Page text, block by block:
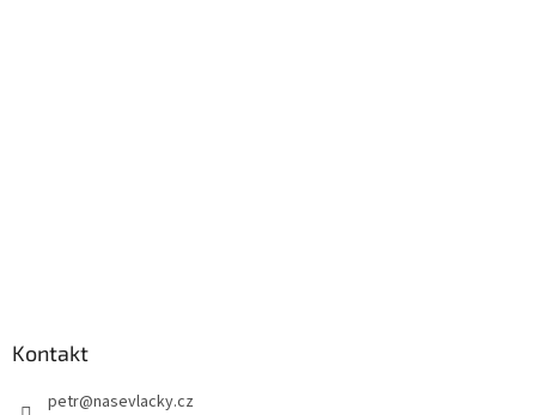
Kontakt
petr@nasevlacky.cz